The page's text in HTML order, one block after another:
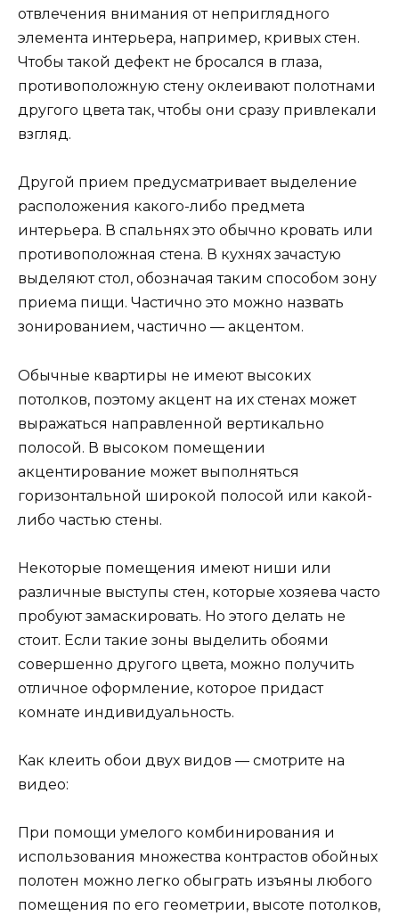
отвлечения внимания от неприглядного
элемента интерьера, например, кривых стен.
Чтобы такой дефект не бросался в глаза,
противоположную стену оклеивают полотнами
другого цвета так, чтобы они сразу привлекали
взгляд.
Другой прием предусматривает выделение
расположения какого-либо предмета
интерьера. В спальнях это обычно кровать или
противоположная стена. В кухнях зачастую
выделяют стол, обозначая таким способом зону
приема пищи. Частично это можно назвать
зонированием, частично — акцентом.
Обычные квартиры не имеют высоких
потолков, поэтому акцент на их стенах может
выражаться направленной вертикально
полосой. В высоком помещении
акцентирование может выполняться
горизонтальной широкой полосой или какой-
либо частью стены.
Некоторые помещения имеют ниши или
различные выступы стен, которые хозяева часто
пробуют замаскировать. Но этого делать не
стоит. Если такие зоны выделить обоями
совершенно другого цвета, можно получить
отличное оформление, которое придаст
комнате индивидуальность.
Как клеить обои двух видов — смотрите на
видео:
При помощи умелого комбинирования и
использования множества контрастов обойных
полотен можно легко обыграть изъяны любого
помещения по его геометрии, высоте потолков,